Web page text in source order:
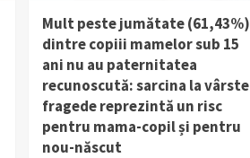
Mult peste jumătate (61,43%)
dintre copiii mamelor sub 15
ani nu au paternitatea
recunoscută: sarcina la vârste
fragede reprezintă un risc
pentru mama-copil și pentru
nou-născut